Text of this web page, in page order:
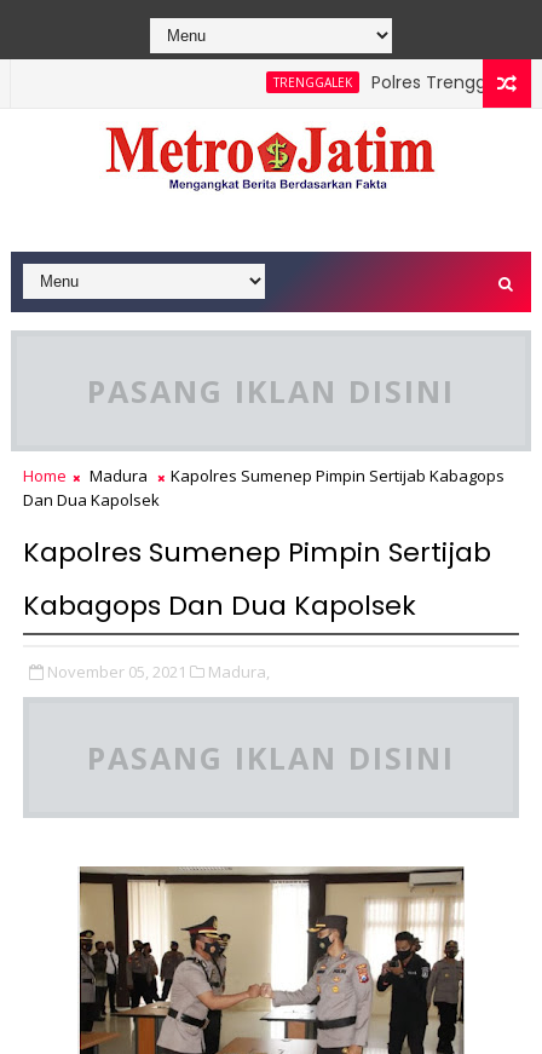
TRENGGALEK
Polres Trenggalek
Sawe Berhasil Dipadamkan, Masyarakat Diimbau Hentikan
PASANG IKLAN DISINI
Home Madura
Kapolres Sumenep Pimpin Sertijab Kabagops
Dan Dua Kapolsek
Kapolres Sumenep Pimpin Sertijab
Kabagops Dan Dua Kapolsek
November 05, 2021 Madura,
PASANG IKLAN DISINI